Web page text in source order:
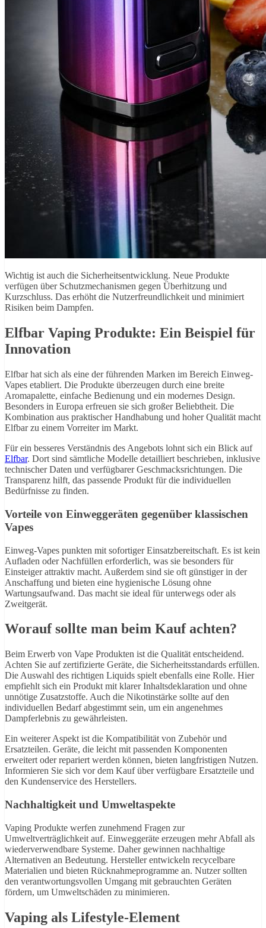
Wichtig ist auch die Sicherheitsentwicklung. Neue Produkte
verfügen über Schutzmechanismen gegen Überhitzung und
Kurzschluss. Das erhöht die Nutzerfreundlichkeit und minimiert
Risiken beim Dampfen.
Elfbar Vaping Produkte: Ein Beispiel für
Innovation
Elfbar hat sich als eine der führenden Marken im Bereich Einweg-
Vapes etabliert. Die Produkte überzeugen durch eine breite
Aromapalette, einfache Bedienung und ein modernes Design.
Besonders in Europa erfreuen sie sich großer Beliebtheit. Die
Kombination aus praktischer Handhabung und hoher Qualität macht
Elfbar zu einem Vorreiter im Markt.
Für ein besseres Verständnis des Angebots lohnt sich ein Blick auf
Elfbar. Dort sind sämtliche Modelle detailliert beschrieben, inklusive
technischer Daten und verfügbarer Geschmacksrichtungen. Die
Transparenz hilft, das passende Produkt für die individuellen
Bedürfnisse zu finden.
Vorteile von Einweggeräten gegenüber klassischen
Vapes
Einweg-Vapes punkten mit sofortiger Einsatzbereitschaft. Es ist kein
Aufladen oder Nachfüllen erforderlich, was sie besonders für
Einsteiger attraktiv macht. Außerdem sind sie oft günstiger in der
Anschaffung und bieten eine hygienische Lösung ohne
Wartungsaufwand. Das macht sie ideal für unterwegs oder als
Zweitgerät.
Worauf sollte man beim Kauf achten?
Beim Erwerb von Vape Produkten ist die Qualität entscheidend.
Achten Sie auf zertifizierte Geräte, die Sicherheitsstandards erfüllen.
Die Auswahl des richtigen Liquids spielt ebenfalls eine Rolle. Hier
empfiehlt sich ein Produkt mit klarer Inhaltsdeklaration und ohne
unnötige Zusatzstoffe. Auch die Nikotinstärke sollte auf den
individuellen Bedarf abgestimmt sein, um ein angenehmes
Dampferlebnis zu gewährleisten.
Ein weiterer Aspekt ist die Kompatibilität von Zubehör und
Ersatzteilen. Geräte, die leicht mit passenden Komponenten
erweitert oder repariert werden können, bieten langfristigen Nutzen.
Informieren Sie sich vor dem Kauf über verfügbare Ersatzteile und
den Kundenservice des Herstellers.
Nachhaltigkeit und Umweltaspekte
Vaping Produkte werfen zunehmend Fragen zur
Umweltverträglichkeit auf. Einweggeräte erzeugen mehr Abfall als
wiederverwendbare Systeme. Daher gewinnen nachhaltige
Alternativen an Bedeutung. Hersteller entwickeln recycelbare
Materialien und bieten Rücknahmeprogramme an. Nutzer sollten
den verantwortungsvollen Umgang mit gebrauchten Geräten
fördern, um Umweltschäden zu minimieren.
Vaping als Lifestyle-Element